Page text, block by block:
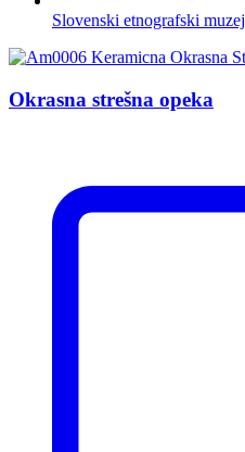
Slovenski etnografski muzej
Okrasna strešna opeka